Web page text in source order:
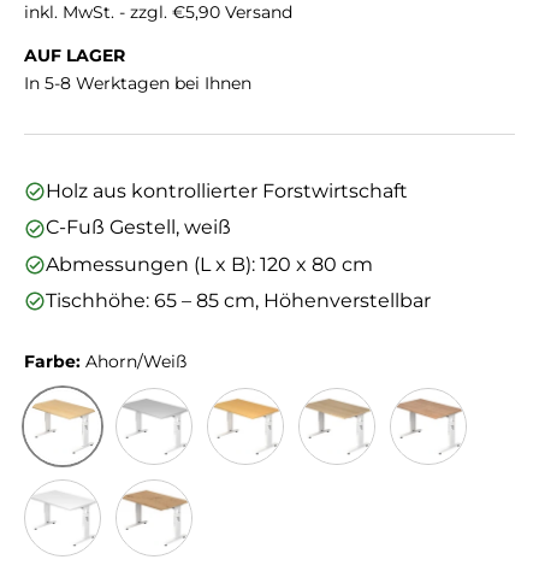
inkl. MwSt. - zzgl. €5,90 Versand
AUF LAGER
In 5-8 Werktagen bei Ihnen
Holz aus kontrollierter Forstwirtschaft
C-Fuß Gestell, weiß
Abmessungen (L x B): 120 x 80 cm
Tischhöhe: 65 – 85 cm, Höhenverstellbar
Farbe: Ahorn/Weiß
Ahorn/WeißGrau/Weiß